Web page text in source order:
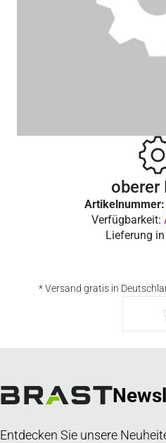
oberer
Artikelnummer:
Verfügbarkeit:
Lieferung in
* Versand gratis in
Entdecken Sie unsere